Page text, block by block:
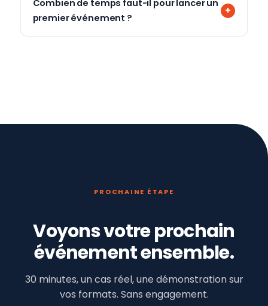
Combien de temps faut-il pour lancer un
premier événement ?
PROCHAINE ÉTAPE
Voyons votre prochain
événement ensemble.
30 minutes, un cas réel, une démonstration sur
vos formats. Sans engagement.